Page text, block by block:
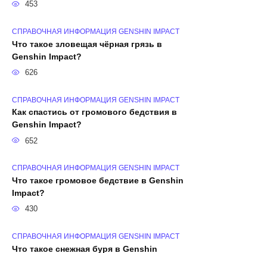
453
СПРАВОЧНАЯ ИНФОРМАЦИЯ GENSHIN IMPACT
Что такое зловещая чёрная грязь в
Genshin Impact?
626
СПРАВОЧНАЯ ИНФОРМАЦИЯ GENSHIN IMPACT
Как спастись от громового бедствия в
Genshin Impact?
652
СПРАВОЧНАЯ ИНФОРМАЦИЯ GENSHIN IMPACT
Что такое громовое бедствие в Genshin
Impact?
430
СПРАВОЧНАЯ ИНФОРМАЦИЯ GENSHIN IMPACT
Что такое снежная буря в Genshin